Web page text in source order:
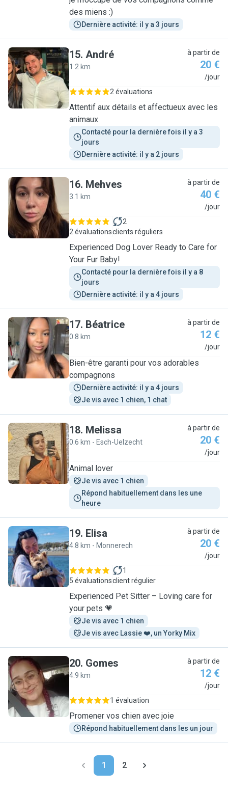
des miens :)
Dernière activité: il y a 3 jours
A
15. André
1.2 km
à partir de
20 €
/jour
2 évaluations
Attentif aux détails et affectueux avec les
animaux
Contacté pour la dernière fois il y a 3
jours
Dernière activité: il y a 2 jours
M
16. Mehves
3.1 km
à partir de
40 €
/jour
2 évaluations
2
clients réguliers
Experienced Dog Lover Ready to Care for
Your Fur Baby!
Contacté pour la dernière fois il y a 8
jours
Dernière activité: il y a 4 jours
B
17. Béatrice
0.8 km
à partir de
12 €
/jour
Bien-être garanti pour vos adorables
compagnons
Dernière activité: il y a 4 jours
Je vis avec 1 chien, 1 chat
M
18. Melissa
0.6 km - Esch-Uelzecht
à partir de
20 €
/jour
Animal lover
Je vis avec 1 chien
Répond habituellement dans les une
heure
E
19. Elisa
4.8 km - Monnerech
à partir de
20 €
/jour
5 évaluations
1
client régulier
Experienced Pet Sitter – Loving care for
your pets 💗
Je vis avec 1 chien
Je vis avec Lassie ❤️, un Yorky Mix
G
20. Gomes
4.9 km
à partir de
12 €
/jour
1 évaluation
Promener vos chien avec joie
Répond habituellement dans les un jour
1 2